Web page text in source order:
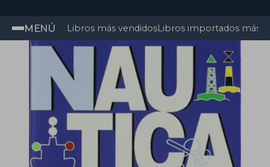
MENÚ Libros más vendidosLibros importados más